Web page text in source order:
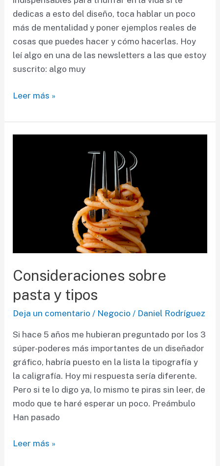
dedicas a esto del diseño, toca hablar un poco
más de mentalidad y poner ejemplos reales de
cosas que puedes hacer y cómo hacerlas. Hoy
leí algo en una de las newsletters a las que estoy
suscrito: algo muy
Pasta
Tipos,
segunda
Leer más »
Consideraciones sobre
pasta y tipos
Deja un comentario / Negocio / Daniel Rodríguez
Si hace 5 años me hubieran preguntado por los 3
súper-poderes más importantes de un diseñador
gráfico, habría puesto en la lista la tipografía y
la caligrafía. Hoy mi respuesta sería diferente.
Pero si te lo digo ya, lo mismo te piras sin leer, de
modo que te haré esperar un poco. Preámbulo
Han pasado
Consideraciones
Leer más »